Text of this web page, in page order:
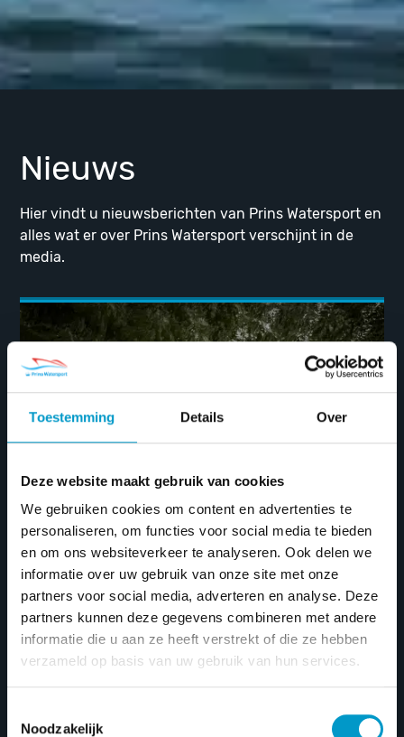
Toestemming Details Over
Deze website maakt gebruik van cookies
We gebruiken cookies om content en advertenties te
personaliseren, om functies voor social media te bieden
en om ons websiteverkeer te analyseren. Ook delen we
informatie over uw gebruik van onze site met onze
partners voor social media, adverteren en analyse. Deze
partners kunnen deze gegevens combineren met andere
informatie die u aan ze heeft verstrekt of die ze hebben
verzameld op basis van uw gebruik van hun services.
Noodzakelijk
Nieuws
Hier vindt u nieuwsberichten van Prins Watersport en
alles wat er over Prins Watersport verschijnt in de
media.